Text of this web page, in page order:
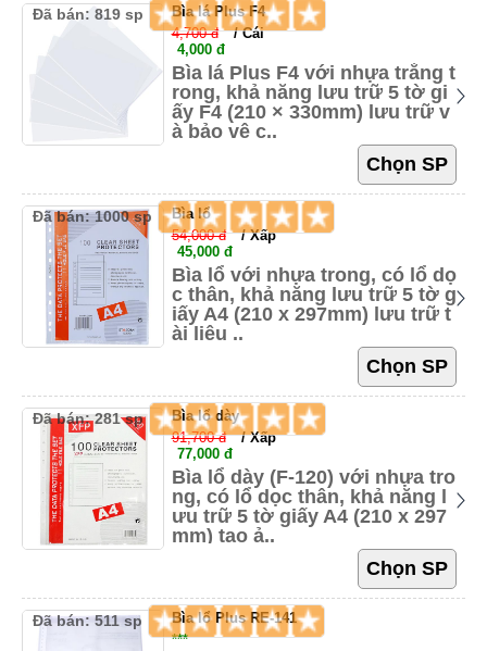
Bìa lá Plus F4
4,700 đ
/ Cái
4,000 đ
Bìa lá Plus F4 với nhựa trắng t
rong, khả năng lưu trữ 5 tờ gi
ấy F4 (210 × 330mm) lưu trữ v
à bảo vệ c..
Đã bán: 819 sp
Bìa lổ
54,000 đ
/ Xấp
45,000 đ
Bìa lổ với nhựa trong, có lổ dọ
c thân, khả năng lưu trữ 5 tờ g
iấy A4 (210 x 297mm) lưu trữ t
ài liệu ..
Đã bán: 1000 sp
Bìa lổ dày
91,700 đ
/ Xấp
77,000 đ
Bìa lổ dày (F-120) với nhựa tro
ng, có lổ dọc thân, khả năng l
ưu trữ 5 tờ giấy A4 (210 x 297
mm) tạo ả..
Đã bán: 281 sp
Bìa lổ Plus RE-141
***
Đã bán: 511 sp